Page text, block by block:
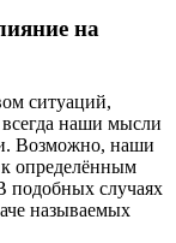
на
ситуаций,
наши мысли
Возможно, наши
определённым
подобных случаях
называемых